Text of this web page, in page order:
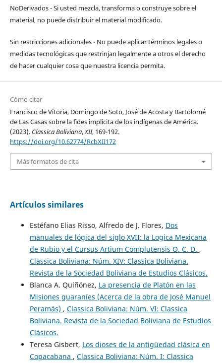
NoDerivados - Si usted mezcla, transforma o construye sobre el
material, no puede distribuir el material modificado.
Sin restricciones adicionales - No puede aplicar términos legales o
medidas tecnológicas que restrinjan legalmente a otros el derecho
de hacer cualquier cosa que nuestra licencia permita.
Cómo citar
Francisco de Vitoria, Domingo de Soto, José de Acosta y Bartolomé
de Las Casas sobre la fides implicita de los indígenas de América.
(2023). Classica Boliviana,XII, 169-192.
https://doi.org/10.62774/RcbXII172
Más formatos de cita
Artículos similares
Estéfano Elias Risso, Alfredo de J. Flores, Dos
manuales de lógica del siglo XVII: la Logica Mexicana
de Rubio y el Cursus Artium Complutensis O. C. D. ,
Classica Boliviana: Núm. XIV: Classica Boliviana.
Revista de la Sociedad Boliviana de Estudios Clásicos.
Blanca A. Quiñónez, La presencia de Platón en las
Misiones guaraníes (Acerca de la obra de José Manuel
Peramás) , Classica Boliviana: Núm. VI: Classica
Boliviana. Revista de la Sociedad Boliviana de Estudios
Clásicos.
Teresa Gisbert, Los dioses de la antigüedad clásica en
Copacabana , Classica Boliviana: Núm. I: Classica